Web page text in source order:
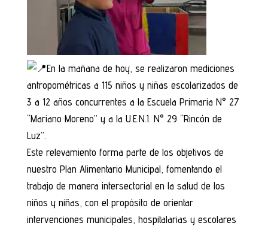
En la mañana de hoy, se realizaron mediciones
antropométricas a 115 niños y niñas escolarizados de
3 a 12 años concurrentes a la Escuela Primaria N° 27
“Mariano Moreno” y a la U.E.N.I. N° 29 “Rincón de
Luz”.
Este relevamiento forma parte de los objetivos de
nuestro Plan Alimentario Municipal, fomentando el
trabajo de manera intersectorial en la salud de los
niños y niñas, con el propósito de orientar
intervenciones municipales, hospitalarias y escolares